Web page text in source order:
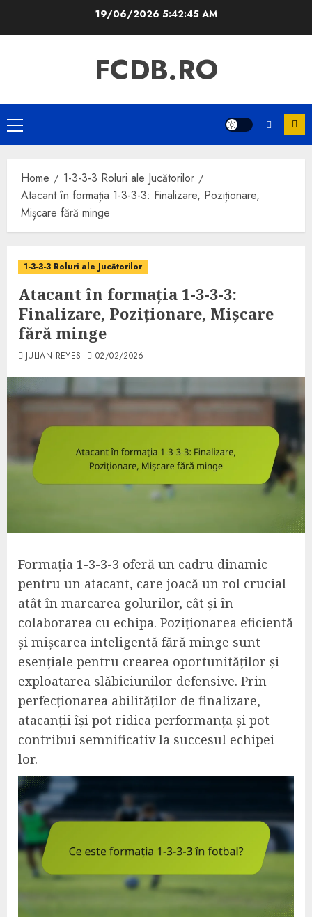
19/06/2026 5:42:46 AM
FCDB.RO
Primary
Menu
Home
1-3-3-3 Roluri ale Jucătorilor
Atacant în formația 1-3-3-3: Finalizare, Poziționare,
Mișcare fără minge
1-3-3-3 Roluri ale Jucătorilor
Atacant în formația 1-3-3-3:
Finalizare, Poziționare, Mișcare
fără minge
JULIAN REYES 02/02/2026
Formația 1-3-3-3 oferă un cadru dinamic
pentru un atacant, care joacă un rol crucial
atât în marcarea golurilor, cât și în
colaborarea cu echipa. Poziționarea eficientă
și mișcarea inteligentă fără minge sunt
esențiale pentru crearea oportunităților și
exploatarea slăbiciunilor defensive. Prin
perfecționarea abilităților de finalizare,
atacanții își pot ridica performanța și pot
contribui semnificativ la succesul echipei
lor.